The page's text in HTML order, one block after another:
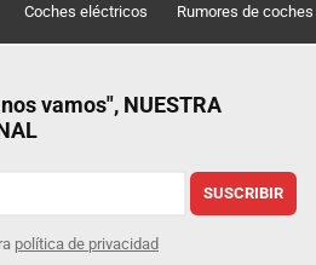
Coches eléctricos Rumores de coches
vamos", NUESTRA
SUSCRIBIR
política de privacidad